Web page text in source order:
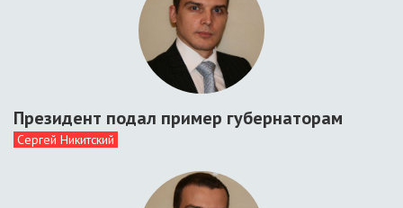
Президент подал пример губернаторам
Сергей Никитский